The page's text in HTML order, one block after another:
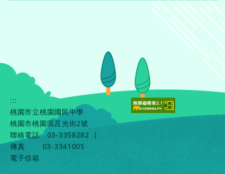
:::
桃園市立桃園國民中學
桃園市桃園區莒光街2號
聯絡電話
03-3358282
|
傳真
03-3341005
電子信箱